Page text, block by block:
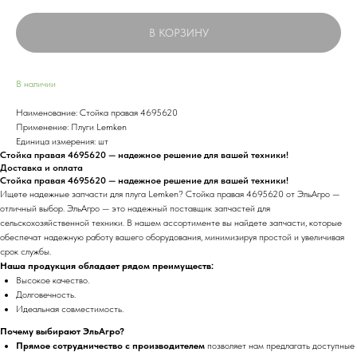
В КОРЗИНУ
В наличии
Наименование: Стойка правая 4695620
Применение: Плуги Lemken
Единица измерения: шт
Стойка правая 4695620 — надежное решение для вашей техники!
Доставка и оплата
Стойка правая 4695620 — надежное решение для вашей техники!
Ищете надежные запчасти для плуга Lemken? Стойка правая 4695620 от ЭльАгро —
отличный выбор. ЭльАгро — это надежный поставщик запчастей для
сельскохозяйственной техники. В нашем ассортименте вы найдете запчасти, которые
обеспечат надежную работу вашего оборудования, минимизируя простой и увеличивая
срок службы.
Наша продукция обладает рядом преимуществ:
Высокое качество.
Долговечность.
Идеальная совместимость.
Почему выбирают ЭльАгро?
Прямое сотрудничество с производителем позволяет нам предлагать доступные